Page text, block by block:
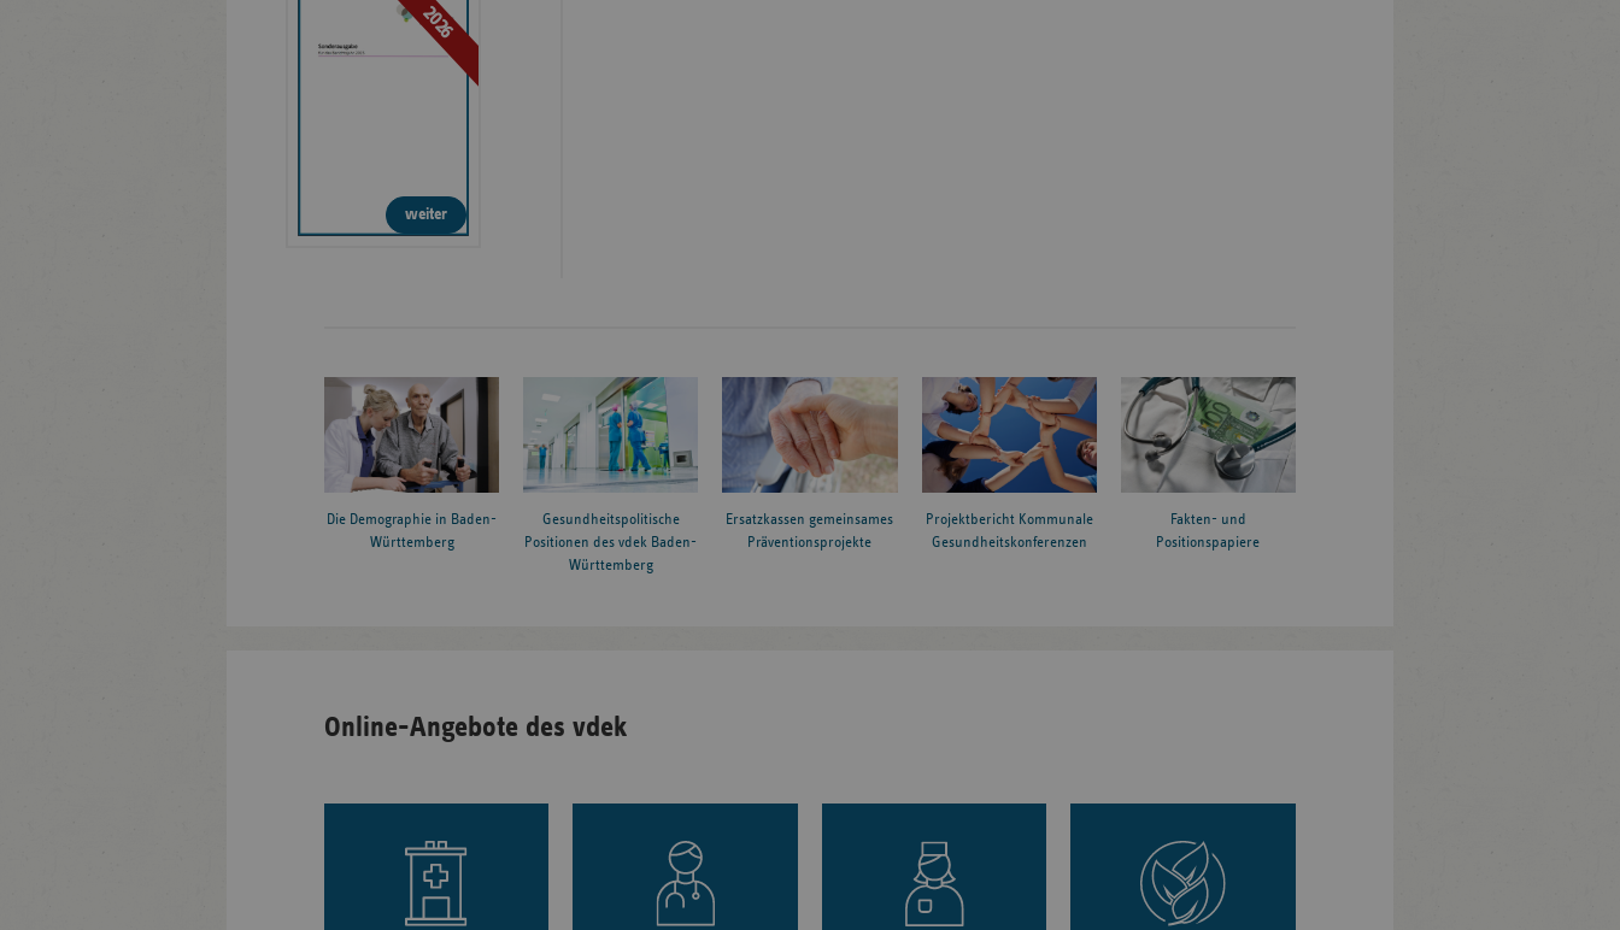
2026
weiter
Die Demographie in Baden-
Württemberg
Gesundheitspolitische
Positionen des vdek Baden-
Württemberg
Ersatzkassen gemeinsames
Präventionsprojekte
Projektbericht Kommunale
Gesundheitskonferenzen
Fakten- und
Positionspapiere
Online-Angebote des vdek